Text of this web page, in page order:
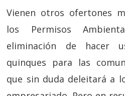
Vienen otros ofertones
los Permisos
eliminación de hacer
quinques para las
que sin duda deleitará a